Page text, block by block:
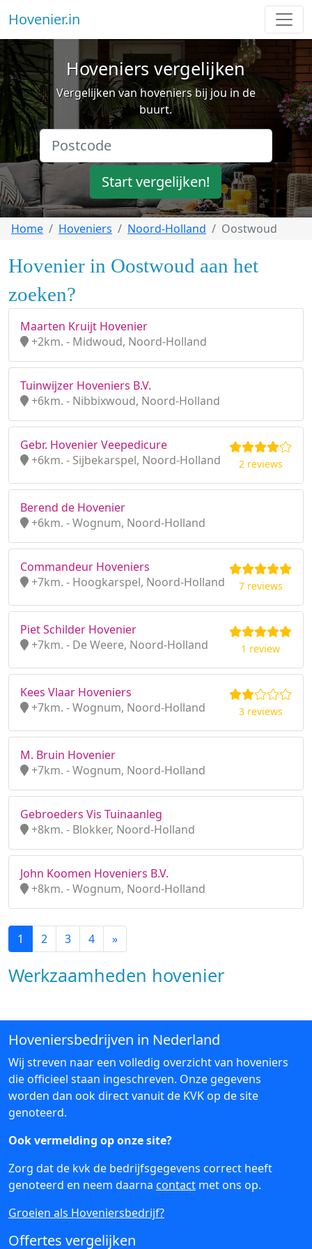
Hovenier.in
Hoveniers vergelijken
Vergelijken van hoveniers bij jou in de
buurt.
Start vergelijken!
Home Hoveniers Noord-Holland Oostwoud
Hovenier in Oostwoud aan het
zoeken?
Maarten Kruijt Hovenier
+2km. - Midwoud, Noord-Holland
Tuinwijzer Hoveniers B.V.
+6km. - Nibbixwoud, Noord-Holland
Gebr. Hovenier Veepedicure
+6km. - Sijbekarspel, Noord-Holland
2 reviews
Berend de Hovenier
+6km. - Wognum, Noord-Holland
Commandeur Hoveniers
+7km. - Hoogkarspel, Noord-Holland
7 reviews
Piet Schilder Hovenier
+7km. - De Weere, Noord-Holland
1 review
Kees Vlaar Hoveniers
+7km. - Wognum, Noord-Holland
3 reviews
M. Bruin Hovenier
+7km. - Wognum, Noord-Holland
Gebroeders Vis Tuinaanleg
+8km. - Blokker, Noord-Holland
John Koomen Hoveniers B.V.
+8km. - Wognum, Noord-Holland
1 2 3 4 »
Werkzaamheden hovenier
Hoveniersbedrijven in Nederland
Wij streven naar een volledig overzicht van hoveniers
die officieel staan ingeschreven. Onze gegevens
worden dan ook direct vanuit de KVK op de site
genoteerd.
Ook vermelding op onze site?
Zorg dat de kvk de bedrijfsgegevens correct heeft
genoteerd en neem daarna contact met ons op.
Groeien als Hoveniersbedrijf?
Offertes vergelijken